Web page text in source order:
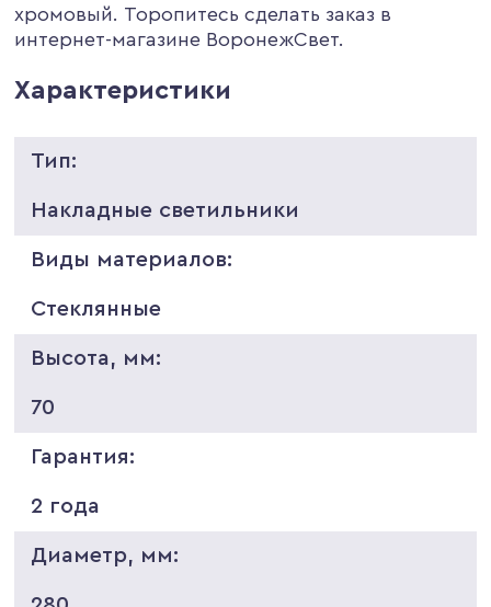
хромовый. Торопитесь сделать заказ в
интернет-магазине ВоронежСвет.
Характеристики
Тип:
Накладные светильники
Виды материалов:
Стеклянные
Высота, мм:
70
Гарантия:
2 года
Диаметр, мм: